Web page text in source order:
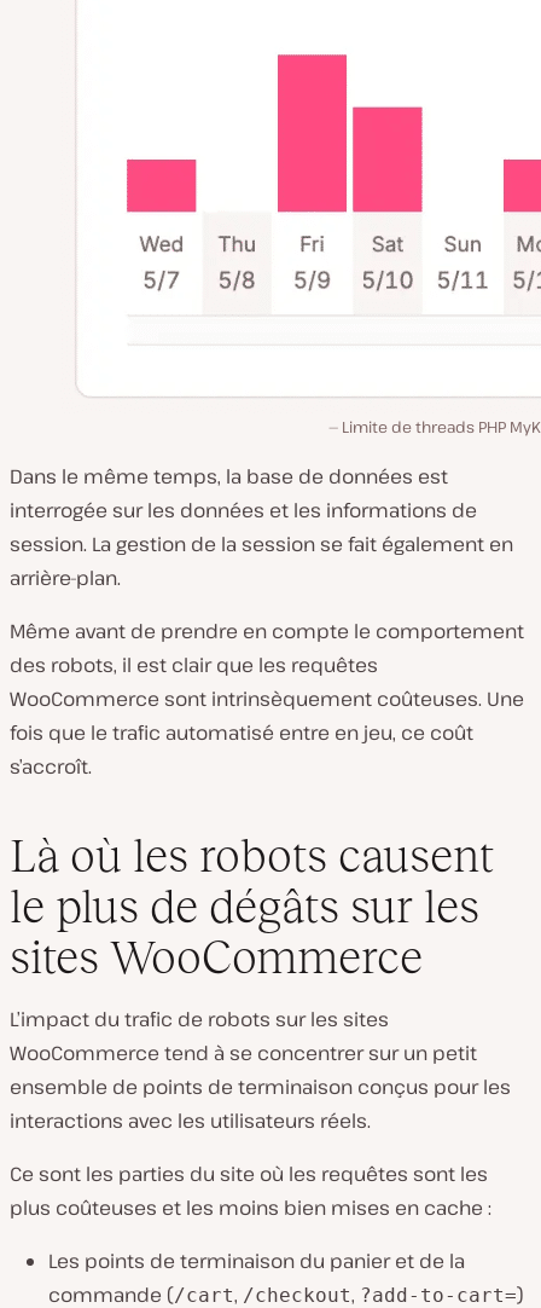
Limite de threads PHP
Dans le même temps, la base de données est
interrogée sur les données et les informations de
session. La gestion de la session se fait également en
arrière-plan.
Même avant de prendre en compte le comportement
des robots, il est clair que les requêtes
WooCommerce sont intrinsèquement coûteuses. Une
fois que le trafic automatisé entre en jeu, ce coût
s’accroît.
Là où les robots causent
le plus de dégâts sur les
sites WooCommerce
L’impact du trafic de robots sur les sites
WooCommerce tend à se concentrer sur un petit
ensemble de points de terminaison conçus pour les
interactions avec les utilisateurs réels.
Ce sont les parties du site où les requêtes sont les
plus coûteuses et les moins bien mises en cache :
Les points de terminaison du panier et de la
commande (/cart, /checkout, ?add-to-cart=)